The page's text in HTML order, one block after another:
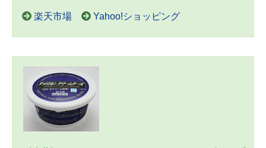
楽天市場 Yahoo!ショッピング